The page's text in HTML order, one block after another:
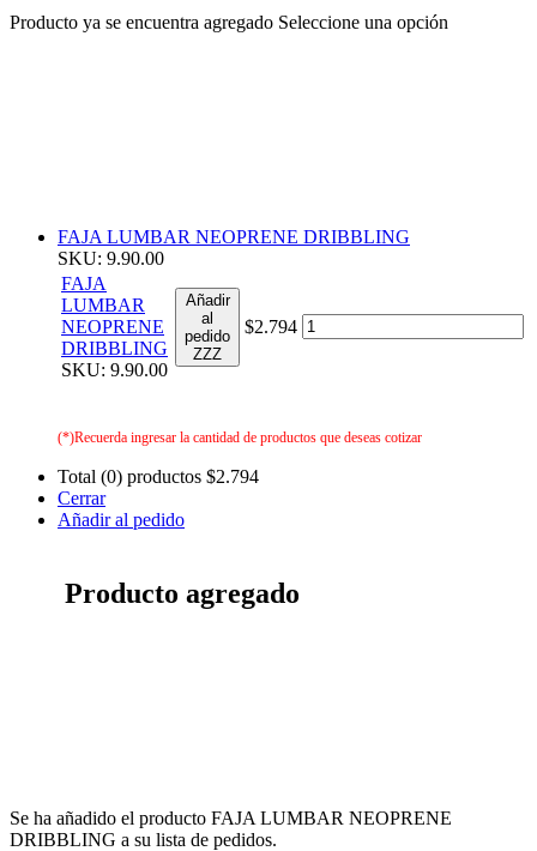
Producto ya se encuentra agregado Seleccione una opción
FAJA LUMBAR NEOPRENE DRIBBLING
SKU: 9.90.00
FAJA
LUMBAR
NEOPRENE
DRIBBLING
SKU: 9.90.00
Añadir
al
pedido
ZZZ
$2.794
(*)Recuerda ingresar la cantidad de productos que deseas cotizar
Total (0) productos $2.794
Cerrar
Añadir al pedido
Producto agregado
Se ha añadido el producto FAJA LUMBAR NEOPRENE
DRIBBLING a su lista de pedidos.